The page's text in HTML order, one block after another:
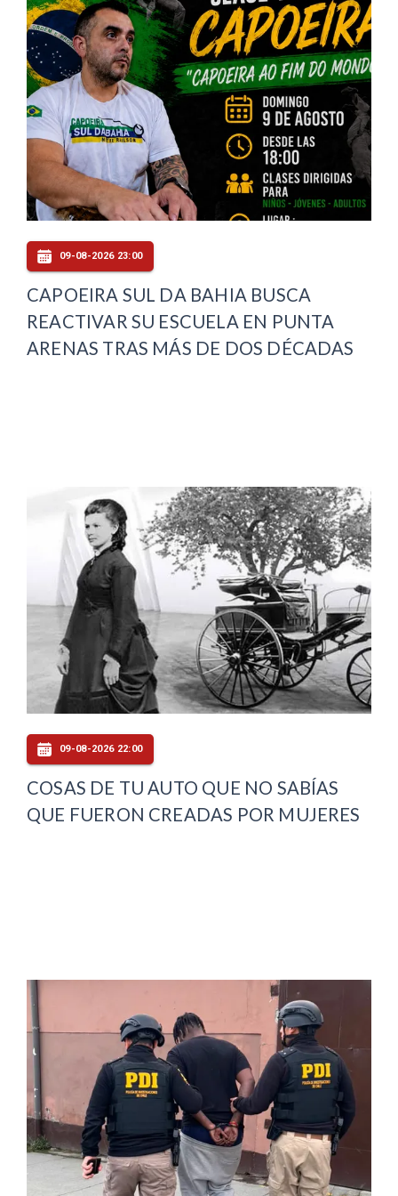
09-08-2026 23:00
CAPOEIRA SUL DA BAHIA BUSCA
REACTIVAR SU ESCUELA EN PUNTA
ARENAS TRAS MÁS DE DOS DÉCADAS
09-08-2026 22:00
COSAS DE TU AUTO QUE NO SABÍAS
QUE FUERON CREADAS POR MUJERES